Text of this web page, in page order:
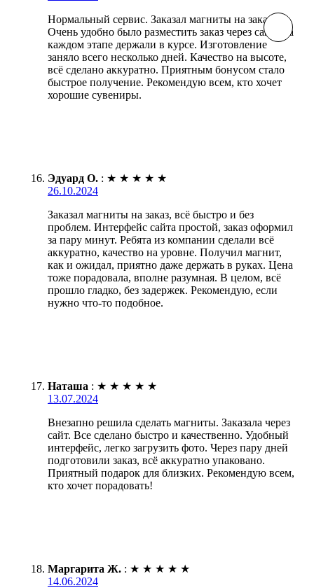
Нормальный сервис. Заказал магниты на заказ.
Очень удобно было разместить заказ через сайт. На
каждом этапе держали в курсе. Изготовление
заняло всего несколько дней. Качество на высоте,
всё сделано аккуратно. Приятным бонусом стало
быстрое получение. Рекомендую всем, кто хочет
хорошие сувениры.
Эдуард О. : ★ ★ ★ ★ ★
26.10.2024
Заказал магниты на заказ, всё быстро и без
проблем. Интерфейс сайта простой, заказ оформил
за пару минут. Ребята из компании сделали всё
аккуратно, качество на уровне. Получил магнит,
как и ожидал, приятно даже держать в руках. Цена
тоже порадовала, вполне разумная. В целом, всё
прошло гладко, без задержек. Рекомендую, если
нужно что-то подобное.
Наташа : ★ ★ ★ ★ ★
13.07.2024
Внезапно решила сделать магниты. Заказала через
сайт. Все сделано быстро и качественно. Удобный
интерфейс, легко загрузить фото. Через пару дней
подготовили заказ, всё аккуратно упаковано.
Приятный подарок для близких. Рекомендую всем,
кто хочет порадовать!
Маргарита Ж. : ★ ★ ★ ★ ★
14.06.2024